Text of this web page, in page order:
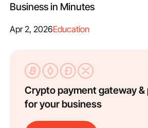
Business in Minutes
Apr 2, 2026Education
Crypto payment gateway
for your business